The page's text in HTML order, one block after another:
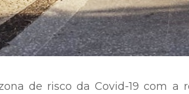
de risco da Covid-19 com a